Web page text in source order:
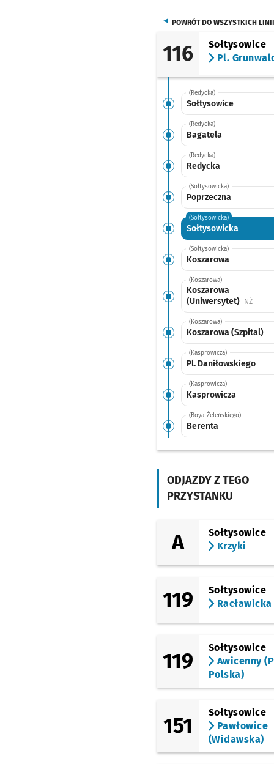
POWRÓT DO WSZYSTKICH LINII
116
Sołtysowice
Pl.
(Redycka)
Sołtysowice
(Redycka)
Bagatela
(Redycka)
Redycka
(Sołtysowicka)
Poprzeczna
(Sołtysowicka)
Sołtysowicka
(Sołtysowicka)
Koszarowa
(Koszarowa)
Koszarowa
(Uniwersytet)
NŻ
(Koszarowa)
Koszarowa (Szpital)
(Kasprowicza)
Pl. Daniłowskiego
(Kasprowicza)
Kasprowicza
(Boya-Żeleńskiego)
Berenta
(Brücknera)
(Aleja Kochanowskiego)
Śniadeckich
(Norwida)
Pl. Grunwaldzki
ODJAZDY Z TEGO
PRZYSTANKU
A
Sołtysowice
Krzyki
119
Sołtysowice
Racławicka
119
Sołtysowice
Awicenny
Polska)
151
Sołtysowice
Pawłowice
(Widawska)